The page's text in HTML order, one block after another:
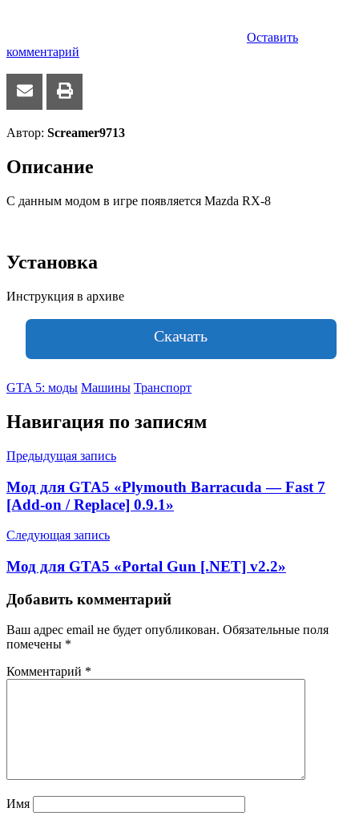
Оставить
комментарий
Автор: Screamer9713
Описание
С данным модом в игре появляется Mazda RX-8
Установка
Инструкция в архиве
Скачать
GTA 5: моды Машины Транспорт
Навигация по записям
Предыдущая запись
Мод для GTA5 «Plymouth Barracuda — Fast 7
[Add-on / Replace] 0.9.1»
Следующая запись
Мод для GTA5 «Portal Gun [.NET] v2.2»
Добавить комментарий
Ваш адрес email не будет опубликован. Обязательные поля
помечены *
Комментарий *
Имя